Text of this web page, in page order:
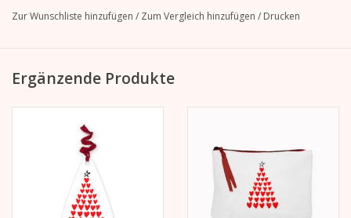
Schreibkomfort
Liebevoll von Kera Till gezeichnete Illustrationen verleihen
den Leinenbüchern eine individuelle Note
Bleistifte mit Banderole:
Drei holzgefasste Bleistifte Guilloche, lang
Zur Wunschliste hinzufügen / Zum Vergleich hinzufügen / Drucken
Ergänzende Produkte